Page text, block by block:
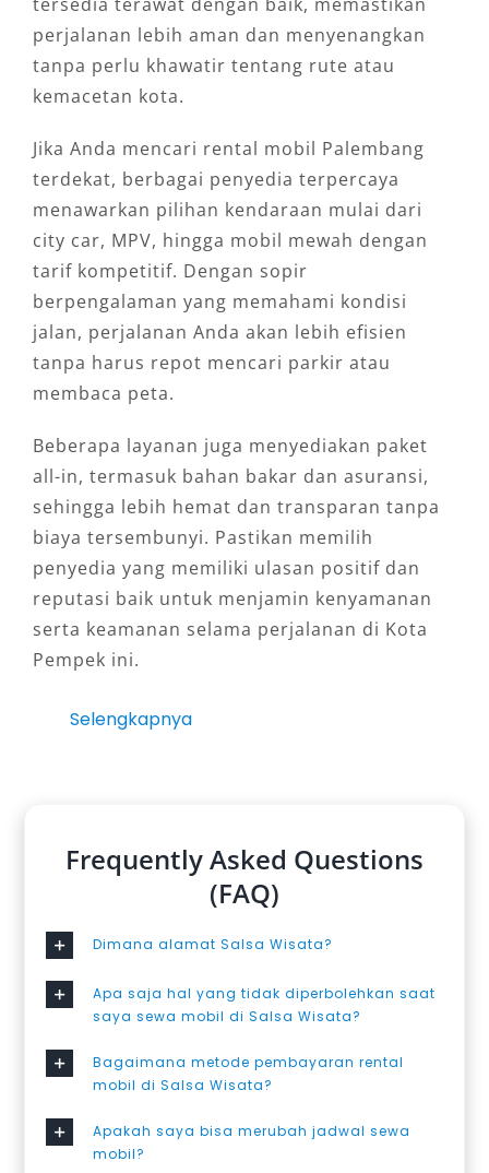
tersedia terawat dengan baik, memastikan
perjalanan lebih aman dan menyenangkan
tanpa perlu khawatir tentang rute atau
kemacetan kota.
Jika Anda mencari rental mobil Palembang
terdekat, berbagai penyedia terpercaya
menawarkan pilihan kendaraan mulai dari
city car, MPV, hingga mobil mewah dengan
tarif kompetitif. Dengan sopir
berpengalaman yang memahami kondisi
jalan, perjalanan Anda akan lebih efisien
tanpa harus repot mencari parkir atau
membaca peta.
Beberapa layanan juga menyediakan paket
all-in, termasuk bahan bakar dan asuransi,
sehingga lebih hemat dan transparan tanpa
biaya tersembunyi. Pastikan memilih
penyedia yang memiliki ulasan positif dan
reputasi baik untuk menjamin kenyamanan
serta keamanan selama perjalanan di Kota
Pempek ini.
Selengkapnya
Frequently Asked Questions
(FAQ)
Dimana alamat Salsa Wisata?
Apa saja hal yang tidak diperbolehkan saat
saya sewa mobil di Salsa Wisata?
Bagaimana metode pembayaran rental
mobil di Salsa Wisata?
Apakah saya bisa merubah jadwal sewa
mobil?